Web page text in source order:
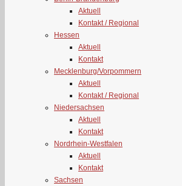
Aktuell
Kontakt / Regional
Hessen
Aktuell
Kontakt
Mecklenburg/Vorpommern
Aktuell
Kontakt / Regional
Niedersachsen
Aktuell
Kontakt
Nordrhein-Westfalen
Aktuell
Kontakt
Sachsen